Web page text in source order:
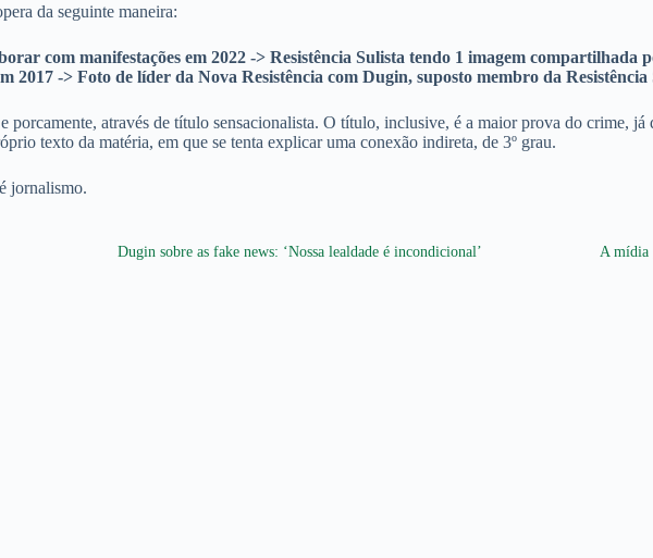
da seguinte maneira:
com manifestações em 2022 -> Resistência Sulista tendo 1 imagem compartilhada
2017 -> Foto de líder da Nova Resistência com Dugin, suposto membro da
porcamente, através de título sensacionalista. O título, inclusive, é a maior prova do crime,
texto da matéria, em que se tenta explicar uma conexão indireta, de 3º grau.
jornalismo.
Dugin sobre as fake news: ‘Nossa lealdade é incondicional’ A mídia